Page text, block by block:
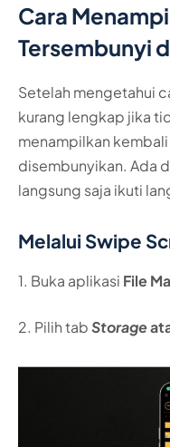
Cara
Tersembunyi
Setelah mengetahui
kurang lengkap jika
menampilkan
disembunyikan. Ada
langsung saja ikuti
Melalui Swipe
1. Buka aplikasi File
2. Pilih tabStorage